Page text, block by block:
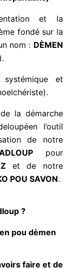
?
et la
un nom :
et
la démarche
l’outil
de notre
KOKO POU
?